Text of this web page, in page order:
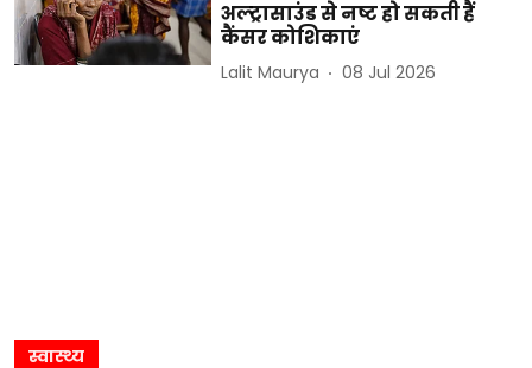
अल्ट्रासाउंड से नष्ट हो सकती हैं
कैंसर कोशिकाएं
Lalit Maurya 08 Jul 2026
स्वास्थ्य